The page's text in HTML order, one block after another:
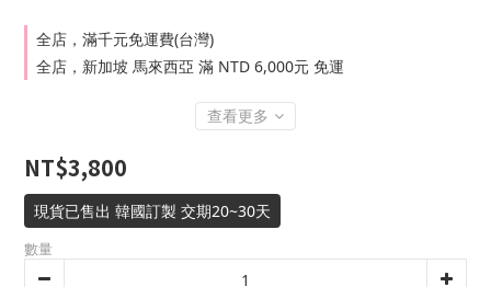
全店，滿千元免運費(台灣)
全店，新加坡 馬來西亞 滿 NTD 6,000元 免運
查看更多
NT$3,800
現貨已售出 韓國訂製 交期20~30天
數量